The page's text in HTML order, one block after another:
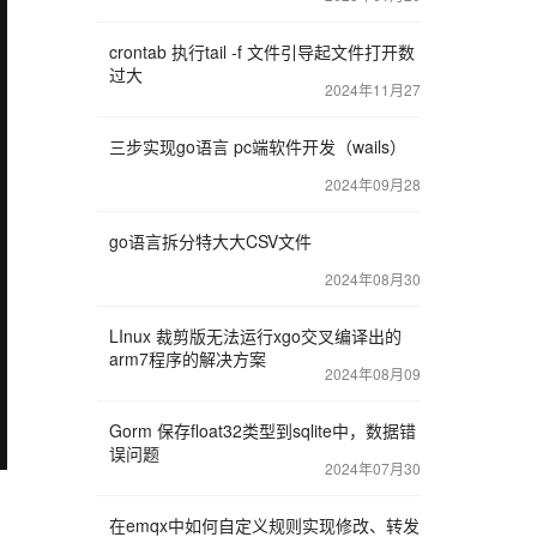
crontab 执行tail -f 文件引导起文件打开数
过大
2024年11月27
三步实现go语言 pc端软件开发（wails）
2024年09月28
go语言拆分特大大CSV文件
2024年08月30
LInux 裁剪版无法运行xgo交叉编译出的
arm7程序的解决方案
2024年08月09
Gorm 保存float32类型到sqlite中，数据错
误问题
2024年07月30
在emqx中如何自定义规则实现修改、转发